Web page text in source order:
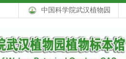
中国科学院武汉植物园